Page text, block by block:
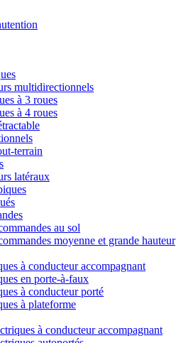
multidirectionnels
à 3 roues
à 4 roues
terrain
latéraux
au sol
moyenne et grande hauteur
à conducteur accompagnant
en porte-à-faux
à conducteur porté
à plateforme
à conducteur accompagnant